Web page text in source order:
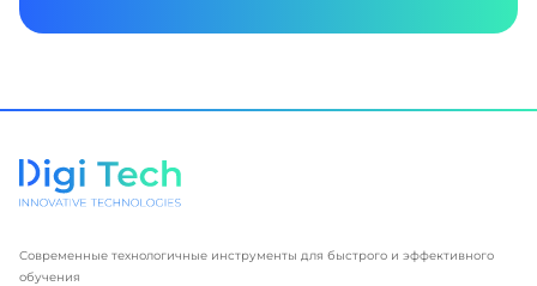
Современные технологичные инструменты для быстрого и эффективного
обучения